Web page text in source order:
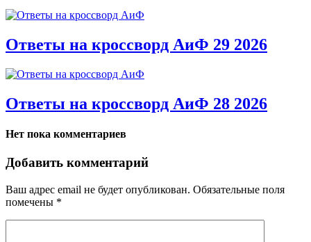
Ответы на кроссворд АиФ 29 2026
Ответы на кроссворд АиФ 28 2026
Нет пока комментариев
Добавить комментарий
Ваш адрес email не будет опубликован. Обязательные поля
помечены *